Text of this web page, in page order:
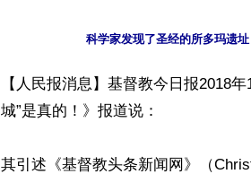
科学家发现了圣经的所多玛遗
【人民报消息】基督教今日报2018
城”是真的！》报道说：
其引述《基督教头条新闻网》（